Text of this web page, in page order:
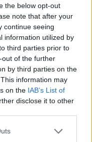
the below opt-out
note that after your
continue seeing
information utilized by
third parties prior to
of the further
by third parties on the
information may
on the IAB’s List of
disclose it to other
urgente como ‘Black
Silver marcha en el
y LeBron le siguen
demasiado famoso
expresaba el
a la NFL. El